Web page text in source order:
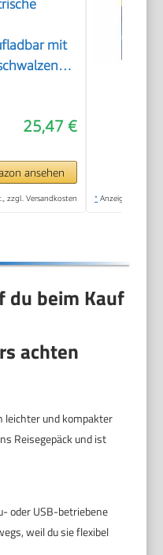
mit
25,47 €
ansehen
zzgl. Versandkosten * Anzeige
du beim Kauf
achten
leichter und kompakter
Reisegepäck und ist
oder USB-betriebene
weil du sie flexibel